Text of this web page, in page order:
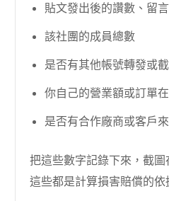
貼文發出後的讚數、留
該社團的成員總數
是否有其他帳號轉發或
你自己的營業額或訂單
是否有合作廠商或客戶
把這些數字記錄下來，截圖
這些都是計算損害賠償的依